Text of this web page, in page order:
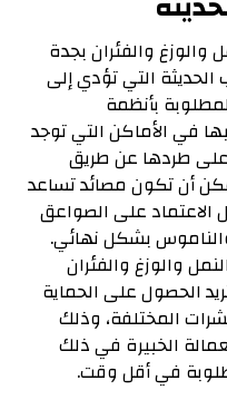
والفئران بجدة
التي تؤدي إلى
بأنظمة
في الأماكن التي توجد
طردها عن طريق
أن تكون مصائد تساعد
الاعتماد على الصواعق
بشكل نهائي.
والوزغ والفئران
الحصول على الحماية
المختلفة، وذلك
الخبيرة في ذلك
في أقل وقت.